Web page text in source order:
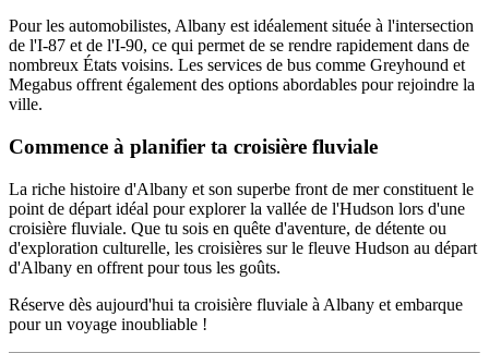
Pour les automobilistes, Albany est idéalement située à l'intersection
de l'I-87 et de l'I-90, ce qui permet de se rendre rapidement dans de
nombreux États voisins. Les services de bus comme Greyhound et
Megabus offrent également des options abordables pour rejoindre la
ville.
Commence à planifier ta croisière fluviale
La riche histoire d'Albany et son superbe front de mer constituent le
point de départ idéal pour explorer la vallée de l'Hudson lors d'une
croisière fluviale. Que tu sois en quête d'aventure, de détente ou
d'exploration culturelle, les croisières sur le fleuve Hudson au départ
d'Albany en offrent pour tous les goûts.
Réserve dès aujourd'hui ta croisière fluviale à Albany et embarque
pour un voyage inoubliable !